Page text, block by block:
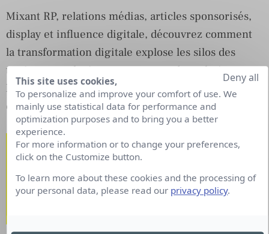
Mixant RP, relations médias, articles sponsorisés,
display et influence digitale, découvrez comment
la transformation digitale explose les silos des
tactiques marketing et proposent des solutions
hybrides qui vous aideront à dépasser vos
contraintes pour mieux répondre à vos enjeux.
WEBINAR: RP / Médias /
Influence : n’arbitrez pas
entre les stratégies de
This site uses cookies,
To personalize and improve your comfort of use. We
mainly use statistical data for performance and
optimization purposes and to bring you a better
experience.
For more information or to change your preferences,
click on the Customize button.
To learn more about these cookies and the processing of
your personal data, please read our privacy policy.
Deny all